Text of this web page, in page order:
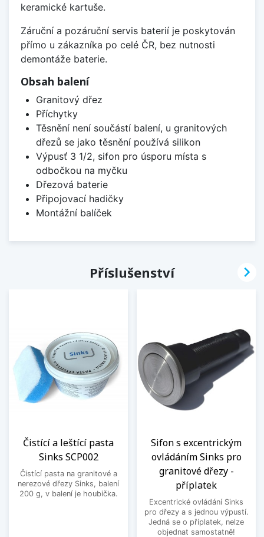
keramické kartuše.
Záruční a pozáruční servis baterií je poskytován
přímo u zákazníka po celé ČR, bez nutnosti
demontáže baterie.
Obsah balení
Granitový dřez
Příchytky
Těsnění není součástí balení, u granitových
dřezů se jako těsnění používá silikon
Výpusť 3 1/2, sifon pro úsporu místa s
odbočkou na myčku
Dřezová baterie
Připojovací hadičky
Montážní balíček
Příslušenství
Čistící a leštící pasta
Sinks SCP002
Čistící pasta na granitové a
nerezové dřezy Sinks, balení
200 g, v balení je houbička.
Sifon s excentrickým
ovládáním Sinks pro
granitové dřezy -
příplatek
Excentrické ovládání Sinks
pro dřezy a s jednou výpustí.
Jedná se o příplatek, nelze
objednat samostatně!
